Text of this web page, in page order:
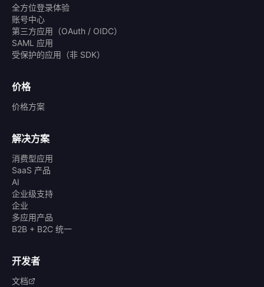
全方位登录体验
账号中心
第三方应用（OAuth / OIDC）
SAML 应用
受保护的应用（非 SDK）
价格
价格方案
解决方案
消费型应用
SaaS 产品
AI
企业级支持
企业
多应用产品
B2B + B2C 统一
开发者
文档